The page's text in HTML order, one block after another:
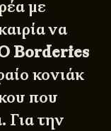
με
να
Borderies
κονιάκ
που
Για την